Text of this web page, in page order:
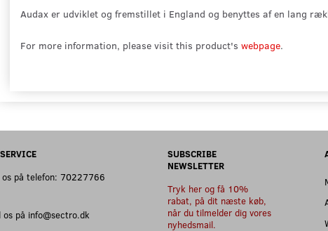
Audax er udviklet og fremstillet i England og benyttes af en lang
For more information, please visit this product's webpage.
os på telefon: 70227766
på info@sectro.dk
SUBSCRIBE
NEWSLETTER
Tryk her og få 10%
rabat, på dit næste køb,
når du tilmelder dig vores
nyhedsmail.